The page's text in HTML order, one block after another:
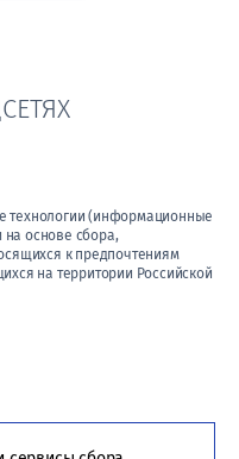
технологии (информационные
основе сбора,
к предпочтениям
на территории Российской